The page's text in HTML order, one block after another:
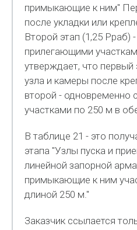
примыкающие к ним"
после укладки или
Второй этап (1,25 Рраб)
прилегающими
утверждает, что первый
узла и камеры после
второй - одновременно
участками по 250 м в
В таблице 21 - это
этапа "Узлы пуска и
линейной запорной
примыкающие к ним
длиной 250 м."
Заказчик ссылается